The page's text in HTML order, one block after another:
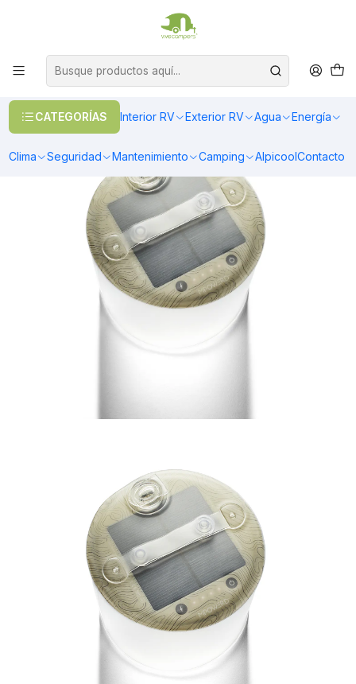
CATEGORÍAS Interior RV Exterior RV Agua Energía
Clima Seguridad Mantenimiento Camping AlpicoolContacto
OFERTAS EN CALEFACCIÓN DIESEL